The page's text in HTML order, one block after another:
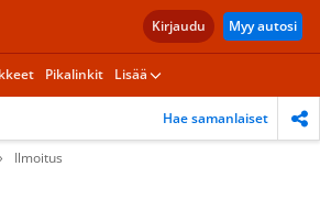
Kirjaudu Myy autosi
Pikalinkit Lisää
Hae samanlaiset
Ilmoitus